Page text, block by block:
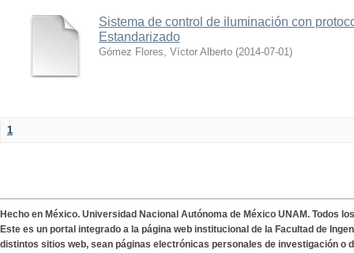
Sistema de control de iluminación con
Estandarizado
Gómez Flores, Víctor Alberto (2014-07-01)
1
Hecho en México. Universidad Nacional Autónoma de México UNAM. Todos
Este es un portal integrado a la página web institucional de la Facultad de
distintos sitios web, sean páginas electrónicas personales de investigación o